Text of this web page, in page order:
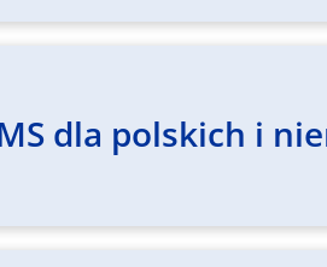
dla polskich i